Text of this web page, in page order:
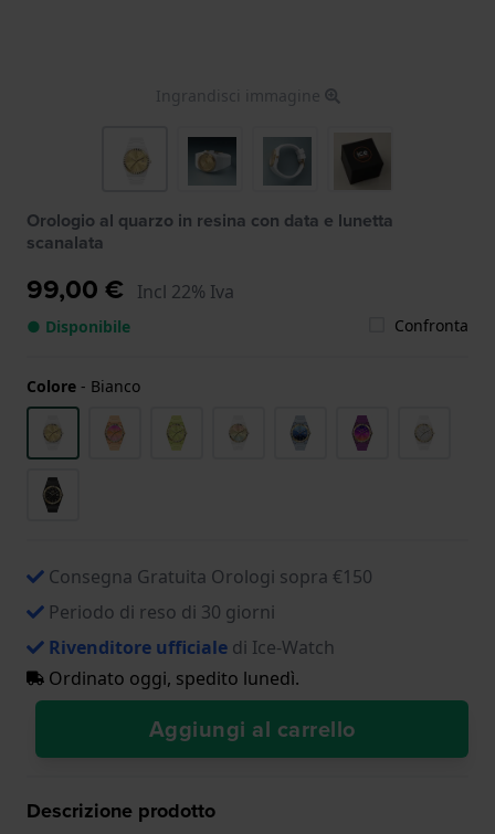
Ingrandisci immagine
Orologio al quarzo in resina con data e lunetta
scanalata
99,00 € Incl 22% Iva
● Disponibile Confronta
Colore - Bianco
Consegna Gratuita Orologi sopra €150
Periodo di reso di 30 giorni
Rivenditore ufficiale di Ice-Watch
Ordinato oggi, spedito lunedì.
Aggiungi al carrello
Descrizione prodotto